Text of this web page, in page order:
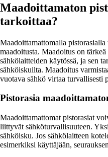
Maadoittamaton
tarkoittaa?
Maadoittamattomalla
maadoitusta. Maadoitus on
sähkölaitteiden käytössä, ja sen
sähköiskuilta. Maadoitus
vuotava sähkö virtaa turvallisesti
Pistorasia
Maadoittamattomat pistorasiat
liittyvät sähköturvallisuuteen.
sähköisku. Jos sähkölaitteen
esimerkiksi käyttäjään,